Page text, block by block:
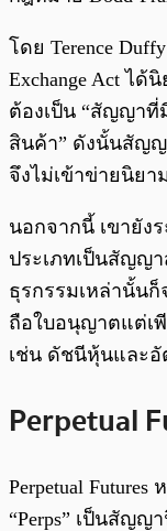
โดย Terence
Exchange Act ไ
ต้องเป็น “สัญญาที่
สินค้า” ดังนั้นสัญญ
จึงไม่เข้าข่ายนิยา
นอกจากนี้ เขายั
ประเภทเป็นสัญญา
ธุรกรรมเหล่านั้นก็
ถือใบอนุญาตแต่เ
เช่น ดัชนีหุ้นและอั
Perpetual
Perpetual
“Perps” เป็นสัญ